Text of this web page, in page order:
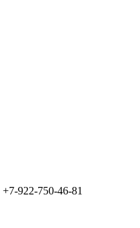
+7-922-750-46-81